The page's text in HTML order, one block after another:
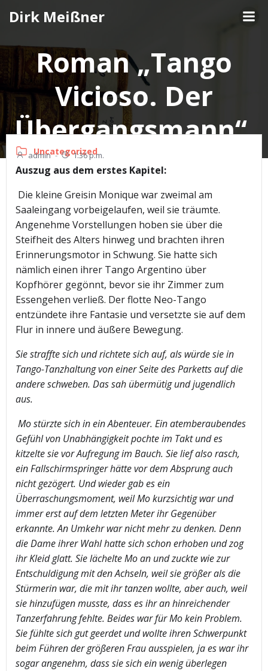
Dirk Meißner
Roman „Tango
Vicioso. Der
Übergangsmann“
Uncategorized
admin - 1:36 p.m.
Auszug aus dem erstes Kapitel:
Die kleine Greisin Monique war zweimal am
Saaleingang vorbeigelaufen, weil sie träumte.
Angenehme Vorstellungen hoben sie über die
Steifheit des Alters hinweg und brachten ihren
Erinnerungsmotor in Schwung. Sie hatte sich
nämlich einen ihrer Tango Argentino über
Kopfhörer gegönnt, bevor sie ihr Zimmer zum
Essengehen verließ. Der flotte Neo-Tango
entzündete ihre Fantasie und versetzte sie auf dem
Flur in innere und äußere Bewegung.
Sie straffte sich und richtete sich auf, als würde sie in
Tango-Tanzhaltung von einer Seite des Parketts auf die
andere schweben. Das sah übermütig und jugendlich
aus.
Mo stürzte sich in ein Abenteuer. Ein atemberaubendes
Gefühl von Unabhängigkeit pochte im Takt und es
kitzelte sie vor Aufregung im Bauch. Sie lief also rasch,
ein Fallschirmspringer hätte vor dem Absprung auch
nicht gezögert. Und wieder gab es ein
Überraschungsmoment, weil Mo kurzsichtig war und
immer erst auf dem letzten Meter ihr Gegenüber
erkannte. An Umkehr war nicht mehr zu denken. Denn
die Dame ihrer Wahl hatte sich schon erhoben und zog
ihr Kleid glatt. Sie lächelte Mo an und zuckte wie zur
Entschuldigung mit den Achseln, weil sie größer als die
Stürmerin war, die mit ihr tanzen wollte, aber auch, weil
sie hinzufügen musste, dass es ihr an hinreichender
Tanzerfahrung fehlte. Beides war für Mo kein Problem.
Sie fühlte sich gut geerdet und wollte ihren Schwerpunkt
beim Führen der größeren Frau ausspielen, ja es war ihr
sogar angenehm, dass sie sich ein wenig überlegen